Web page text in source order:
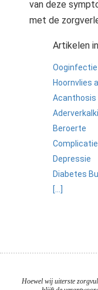
van deze
met de
Artikelen
Ooginfectie
Hoornvlies
Acanthosis
Beroerte
Depressie
Diabetes
[...]
Hoewel wij uiterste